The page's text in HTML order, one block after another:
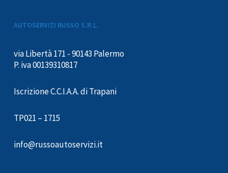
AUTOSERVIZI RUSSO S.R.L.
via Libertà 171 - 90143 Palermo
P. iva 00139310817
Iscrizione C.C.I.A.A. di Trapani
TP021 – 1715
info@russoautoservizi.it